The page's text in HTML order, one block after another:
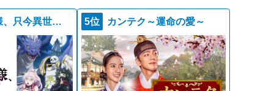
骸骨騎士様、只今異世界へお出掛け中ＩＩ 5位 カンテク～運命の愛～